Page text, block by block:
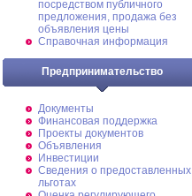
посредством публичного
предложения, продажа без
объявления цены
Справочная информация
Предпринимательство
Документы
Финансовая поддержка
Проекты документов
Объявления
Инвестиции
Сведения о предоставленных
льготах